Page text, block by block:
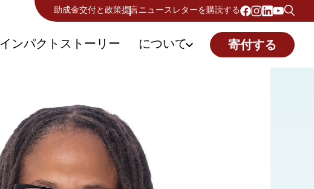
助成金交付と政策提言 ニュースレターを購読する
インパクトストーリー について 寄付する